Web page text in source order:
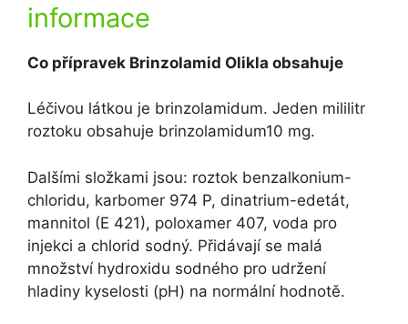
informace
Co přípravek Brinzolamid Olikla obsahuje
Léčivou látkou je brinzolamidum. Jeden mililitr
roztoku obsahuje brinzolamidum10 mg.
Dalšími složkami jsou: roztok benzalkonium-
chloridu, karbomer 974 P, dinatrium-edetát,
mannitol (E 421), poloxamer 407, voda pro
injekci a chlorid sodný. Přidávají se malá
množství hydroxidu sodného pro udržení
hladiny kyselosti (pH) na normální hodnotě.